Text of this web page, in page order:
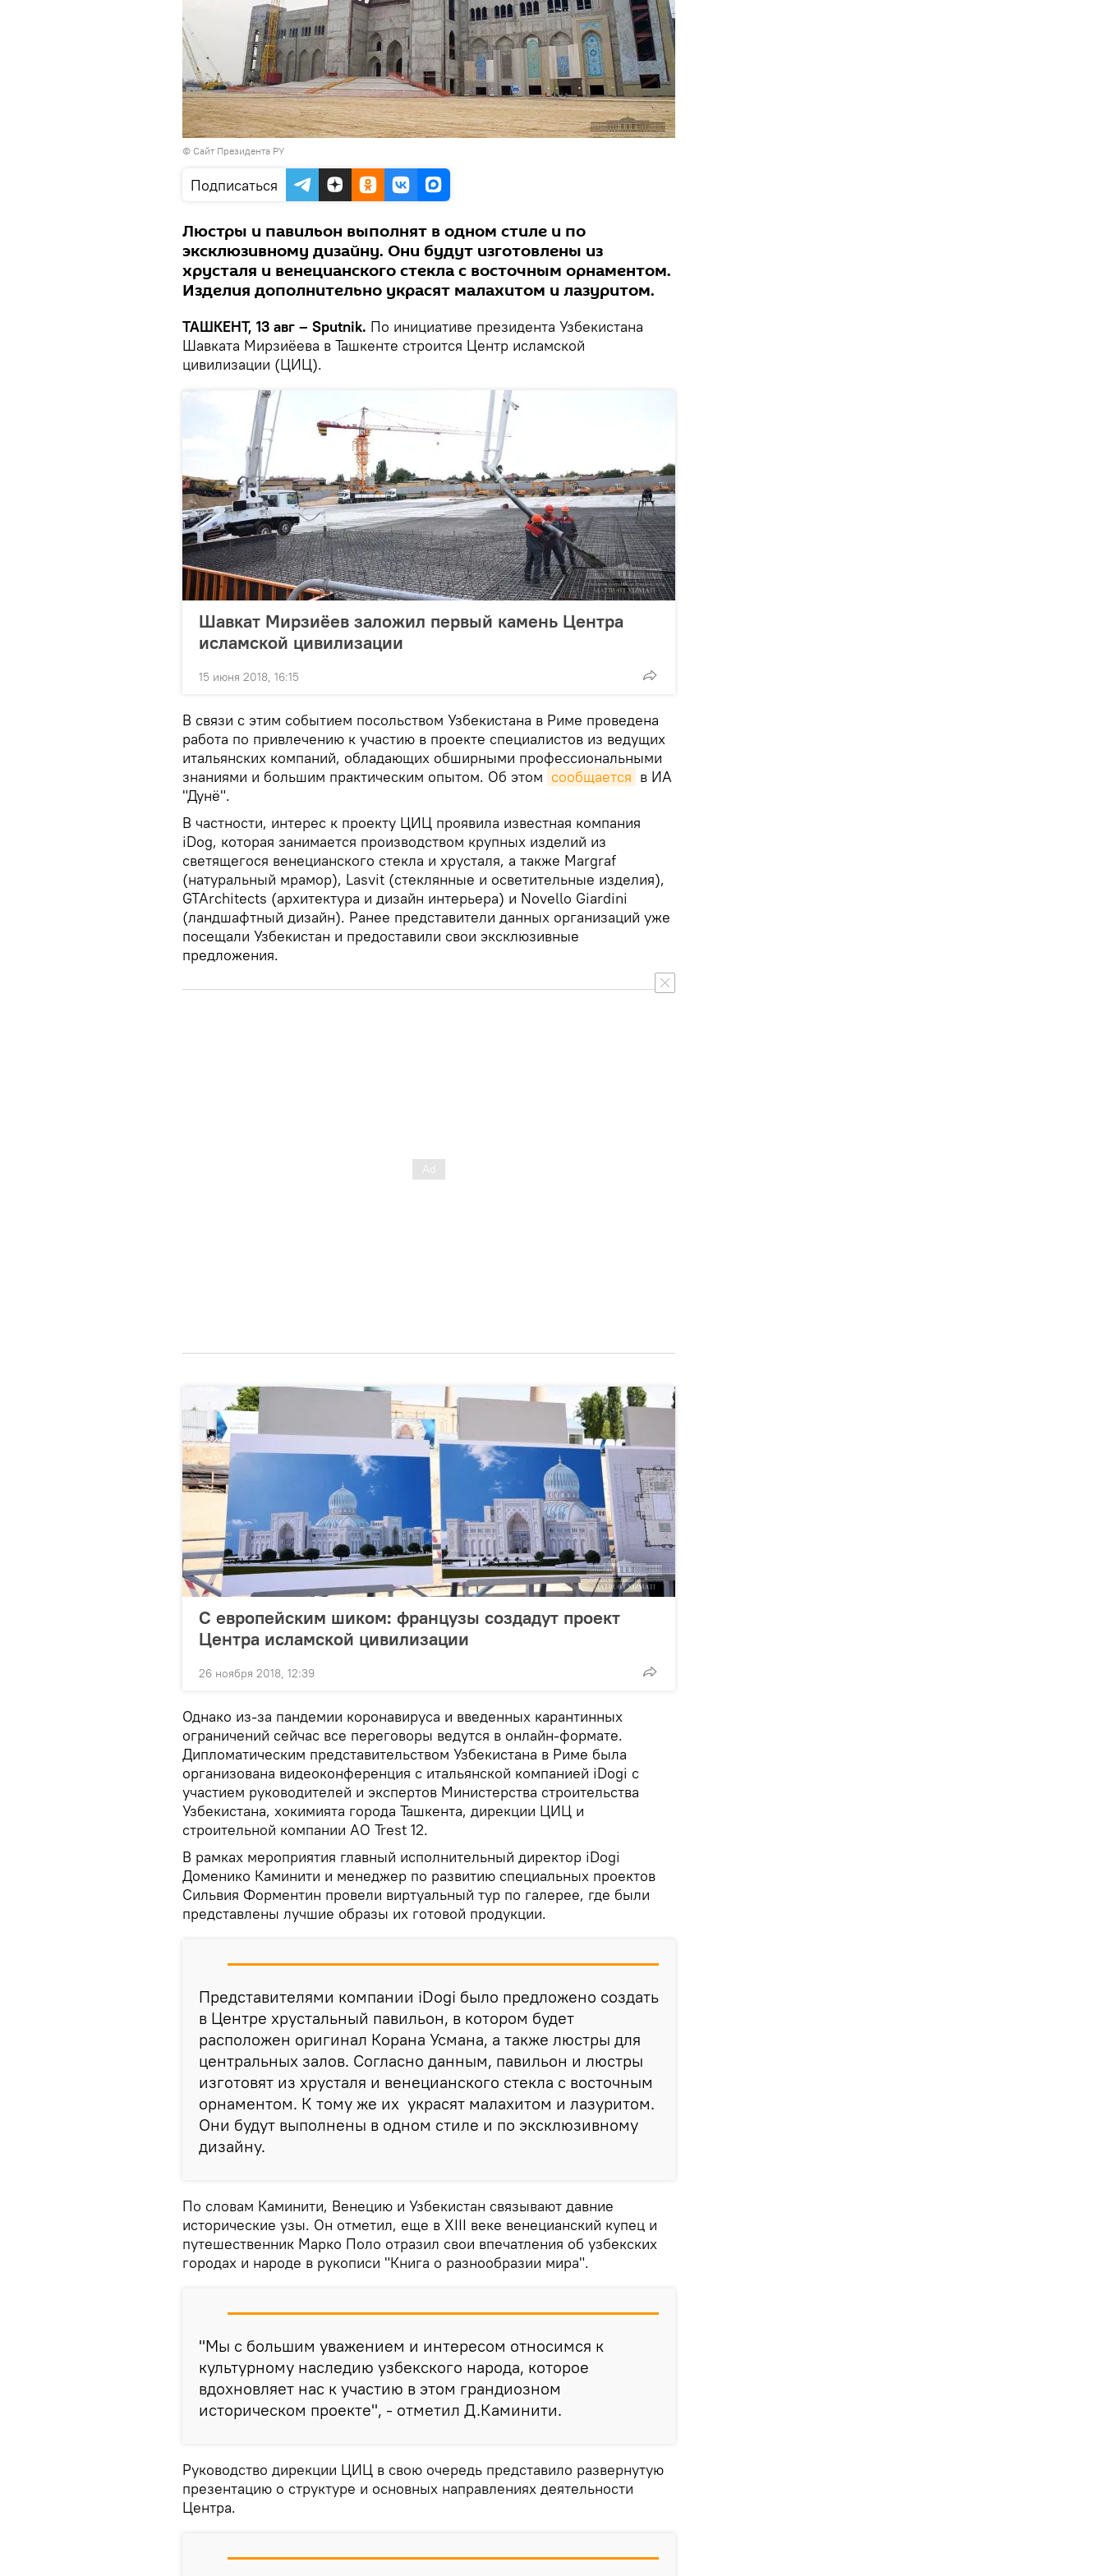
© Сайт Президента РУ
Подписаться
Люстры и павильон выполнят в одном стиле и по
эксклюзивному дизайну. Они будут изготовлены из
хрусталя и венецианского стекла с восточным орнаментом.
Изделия дополнительно украсят малахитом и лазуритом.
ТАШКЕНТ, 13 авг – Sputnik. По инициативе президента Узбекистана
Шавката Мирзиёева в Ташкенте строится Центр исламской
цивилизации (ЦИЦ).
Шавкат Мирзиёев заложил первый камень Центра
исламской цивилизации
15 июня 2018, 16:15
В связи с этим событием посольством Узбекистана в Риме проведена
работа по привлечению к участию в проекте специалистов из ведущих
итальянских компаний, обладающих обширными профессиональными
знаниями и большим практическим опытом. Об этом сообщается в ИА
"Дунё".
В частности, интерес к проекту ЦИЦ проявила известная компания
iDog, которая занимается производством крупных изделий из
светящегося венецианского стекла и хрусталя, а также Margraf
(натуральный мрамор), Lasvit (стеклянные и осветительные изделия),
GTArchitects (архитектура и дизайн интерьера) и Novello Giardini
(ландшафтный дизайн). Ранее представители данных организаций уже
посещали Узбекистан и предоставили свои эксклюзивные
предложения.
С европейским шиком: французы создадут проект
Центра исламской цивилизации
26 ноября 2018, 12:39
Однако из-за пандемии коронавируса и введенных карантинных
ограничений сейчас все переговоры ведутся в онлайн-формате.
Дипломатическим представительством Узбекистана в Риме была
организована видеоконференция с итальянской компанией iDogi с
участием руководителей и экспертов Министерства строительства
Узбекистана, хокимията города Ташкента, дирекции ЦИЦ и
строительной компании АО Trest 12.
В рамках мероприятия главный исполнительный директор iDogi
Доменико Каминити и менеджер по развитию специальных проектов
Сильвия Форментин провели виртуальный тур по галерее, где были
представлены лучшие образы их готовой продукции.
Представителями компании iDogi было предложено создать
в Центре хрустальный павильон, в котором будет
расположен оригинал Корана Усмана, а также люстры для
центральных залов. Согласно данным, павильон и люстры
изготовят из хрусталя и венецианского стекла с восточным
орнаментом. К тому же их украсят малахитом и лазуритом.
Они будут выполнены в одном стиле и по эксклюзивному
дизайну.
По словам Каминити, Венецию и Узбекистан связывают давние
исторические узы. Он отметил, еще в XIII веке венецианский купец и
путешественник Марко Поло отразил свои впечатления об узбекских
городах и народе в рукописи "Книга о разнообразии мира".
"Мы с большим уважением и интересом относимся к
культурному наследию узбекского народа, которое
вдохновляет нас к участию в этом грандиозном
историческом проекте", - отметил Д.Каминити.
Руководство дирекции ЦИЦ в свою очередь представило развернутую
презентацию о структуре и основных направлениях деятельности
Центра.